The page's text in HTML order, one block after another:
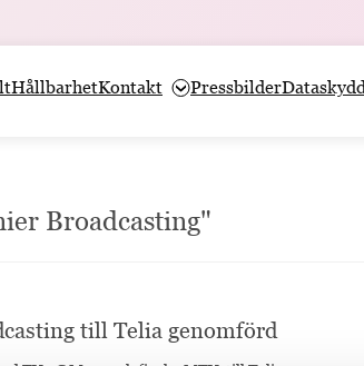
HållbarhetKontakt Pressbilder
Broadcasting"
till Telia genomförd